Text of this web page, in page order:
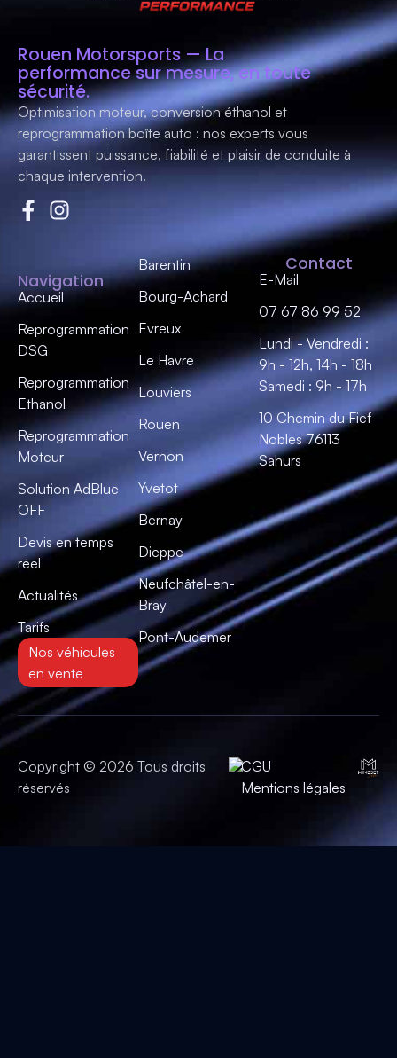
Rouen Motorsports — La
performance sur mesure, en toute
sécurité.
Optimisation moteur, conversion éthanol et
reprogrammation boîte auto : nos experts vous
garantissent puissance, fiabilité et plaisir de conduiteà
chaque intervention.
Navigation
Accueil
Reprogrammation
DSG
Reprogrammation
Ethanol
Reprogrammation
Moteur
Solution AdBlue
OFF
Devis en temps
réel
Actualités
Tarifs
Nos véhicules
en vente
Barentin
Bourg-Achard
Evreux
Le Havre
Louviers
Rouen
Vernon
Yvetot
Bernay
Dieppe
Neufchâtel-en-
Bray
Pont-Audemer
Contact
E-Mail
07 67 86 99 52
Lundi - Vendredi :
9h - 12h, 14h - 18h
Samedi : 9h - 17h
10 Chemin du Fief
Nobles 76113
Sahurs
Copyright © 2026 Tous droits
réservés
CGU
Mentions légales